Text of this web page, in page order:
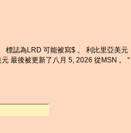
標誌為LRD 可能被寫$ 。 利比里亞美元
最後被更新了八月 5, 2026 從MSN 。 “